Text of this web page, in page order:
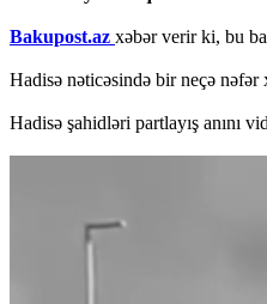
Bakupost.az xəbər verir ki, bu
Hadisə nəticəsində bir neçə nəfər
Hadisə şahidləri partlayış anını